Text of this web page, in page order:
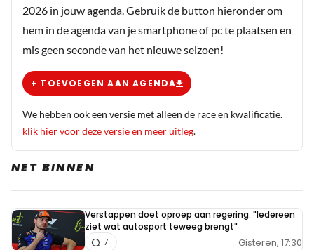
2026 in jouw agenda. Gebruik de button hieronder om
hem in de agenda van je smartphone of pc te plaatsen en
mis geen seconde van het nieuwe seizoen!
+ TOEVOEGEN AAN AGENDA
We hebben ook een versie met alleen de race en kwalificatie.
klik hier voor deze versie en meer uitleg.
NET BINNEN
Verstappen doet oproep aan regering: "Iedereen
ziet wat autosport teweeg brengt"
Gisteren, 17:30
7